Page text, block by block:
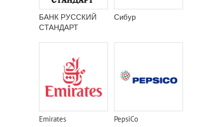
БАНК РУССКИЙ
СТАНДАРТ
Сибур
Emirates PepsiCo